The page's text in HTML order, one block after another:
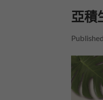
亞積
Published